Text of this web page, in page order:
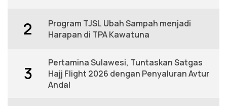
2
Program TJSL Ubah Sampah menjadi
Harapan di TPA Kawatuna
3
Pertamina Sulawesi, Tuntaskan Satgas
Hajj Flight 2026 dengan Penyaluran Avtur
Andal